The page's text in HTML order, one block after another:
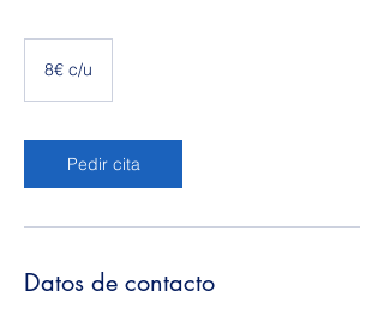
8€ c/u
Pedir cita
Datos de contacto